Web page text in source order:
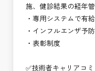
施、健診結果の経年
・専用システムで有
・インフルエンザ予
・表彰制度
✅技術者キャリアコ